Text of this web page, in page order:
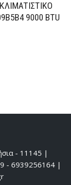
9000 BTU
- 11145 |
- 6939256164 |